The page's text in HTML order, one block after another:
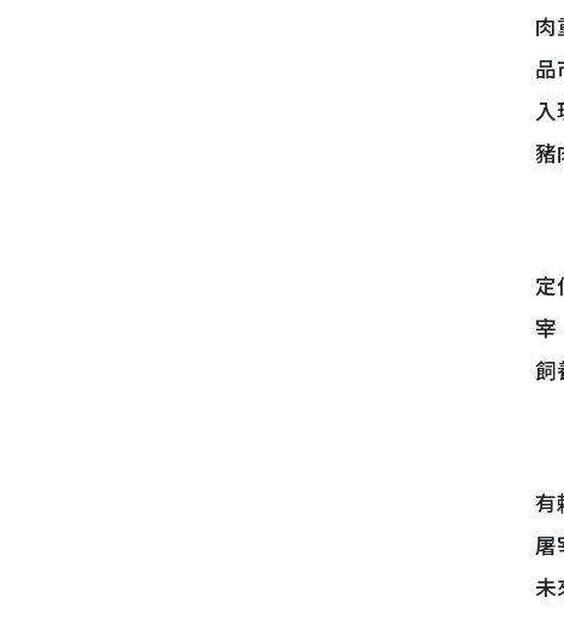
肉
品
入
豬
定
宰
飼
有
屠
未